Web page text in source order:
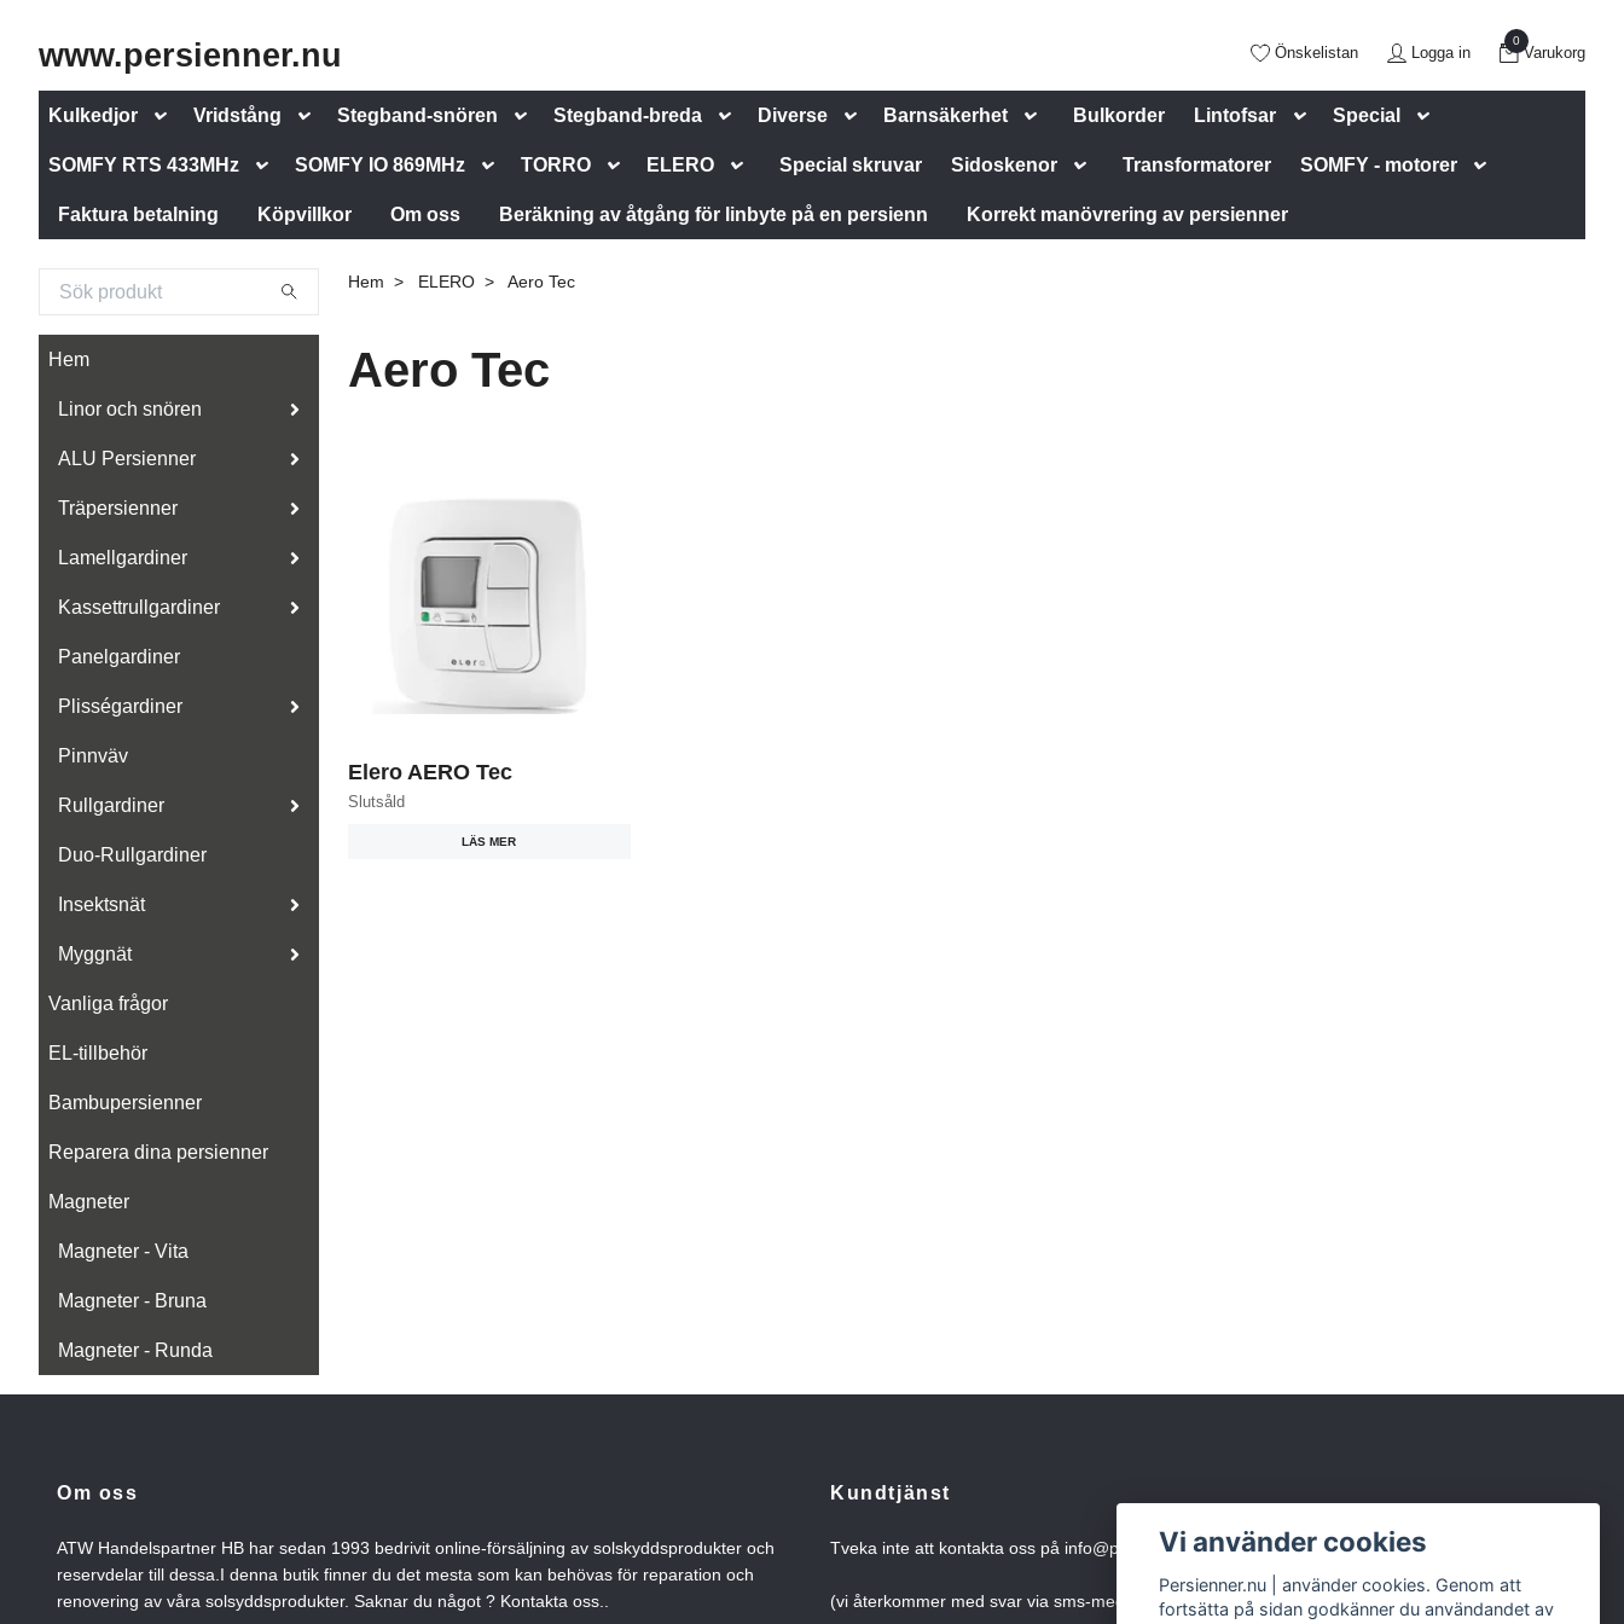
www.persienner.nu Önskelistan Logga in
0
Varukorg
Kulkedjor Vridstång Stegband-snören Stegband-breda Diverse Barnsäkerhet Bulkorder Lintofsar Special
SOMFY RTS 433MHz SOMFY IO 869MHz TORRO ELERO Special skruvar Sidoskenor Transformatorer SOMFY - motorer
Faktura betalning Köpvillkor Om oss Beräkning av åtgång för linbyte på en persienn Korrekt manövrering av persienner
Hem
Linor och snören
ALU Persienner
Träpersienner
Lamellgardiner
Kassettrullgardiner
Panelgardiner
Plisségardiner
Pinnväv
Rullgardiner
Duo-Rullgardiner
Insektsnät
Myggnät
Vanliga frågor
EL-tillbehör
Bambupersienner
Reparera dina persienner
Magneter
Magneter - Vita
Magneter - Bruna
Magneter - Runda
Hem ELERO Aero Tec
Aero Tec
Elero AERO Tec
Slutsåld
LÄS MER
Om oss
ATW Handelspartner HB har sedan 1993 bedrivit online-försäljning av solskyddsprodukter och
reservdelar till dessa.I denna butik finner du det mesta som kan behövas för reparation och
renovering av våra solsyddsprodukter. Saknar du något ? Kontakta oss..
Kundtjänst
Tveka inte att kontakta oss på info@persienner.nueller skicka SMS till 0760-210 423
(vi återkommer med svar via sms-meddelande)
Vi använder cookies
Persienner.nu | använder cookies. Genom att
fortsätta på sidan godkänner du användandet av